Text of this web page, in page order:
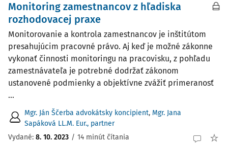
Monitoring zamestnancov z hľadiska
rozhodovacej praxe
Monitorovanie a kontrola zamestnancov je inštitútom
presahujúcim pracovné právo. Aj keď je možné zákonne
vykonať činnosti monitoringu na pracovisku, z pohľadu
zamestnávateľa je potrebné dodržať zákonom
ustanovené podmienky a objektívne zvážiť primeranosť
...
Mgr. Ján Ščerba advokátsky koncipient, Mgr. Jana
Sapáková LL.M. Eur., partner
Vydané: 8. 10. 2023 / 14 minút čítania